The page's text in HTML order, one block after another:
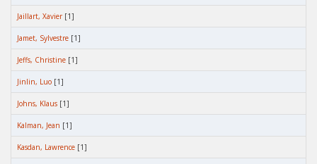
Jaillart, Xavier[1]
Jamet, Sylvestre [1]
Jeffs, Christine [1]
Jinlin, Luo [1]
Johns, Klaus [1]
Kalman, Jean [1]
Kasdan, Lawrence [1]